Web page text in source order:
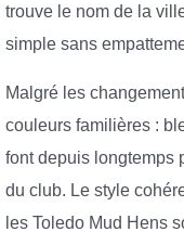
trouve le nom de la
simple sans
Malgré les
couleurs familières :
font depuis longtemps
du club. Le style
les Toledo Mud Hens